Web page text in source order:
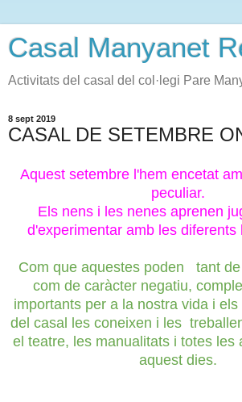
Casal Manyanet
Activitats del casal del col·legi Pare
8 sept 2019
CASAL DE SETEMBRE
Aquest setembre l'hem encetat
peculiar.
Els nens i les nenes aprenen
d'experimentar amb les diferents
Com que aquestes poden
tant
com de caràcter negatiu,
importants per a la nostra vida i
del casal les coneixen i les
el teatre, les manualitats i totes les
aquest dies.